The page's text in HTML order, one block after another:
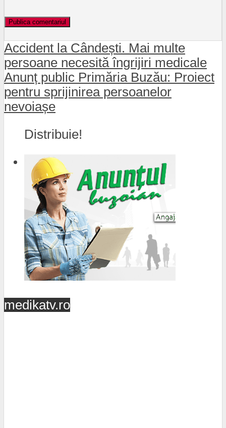
Accident la Cândești. Mai multe
persoane necesită îngrijiri medicale
Anunț public Primăria Buzău: Proiect
pentru sprijinirea persoanelor
nevoiașe
Distribuie!
medikatv.ro